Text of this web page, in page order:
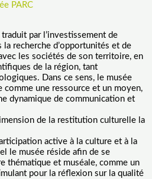
PARC
traduit par l’investissement de
la recherche d’opportunités et de
les sociétés de son territoire, en
de la région, tant
Dans ce sens, le musée
comme une ressource et un moyen,
dynamique de communication et
de la restitution culturelle la
active à la culture et à la
le musée réside afin de se
thématique et muséale, comme un
pour la réflexion sur la qualité